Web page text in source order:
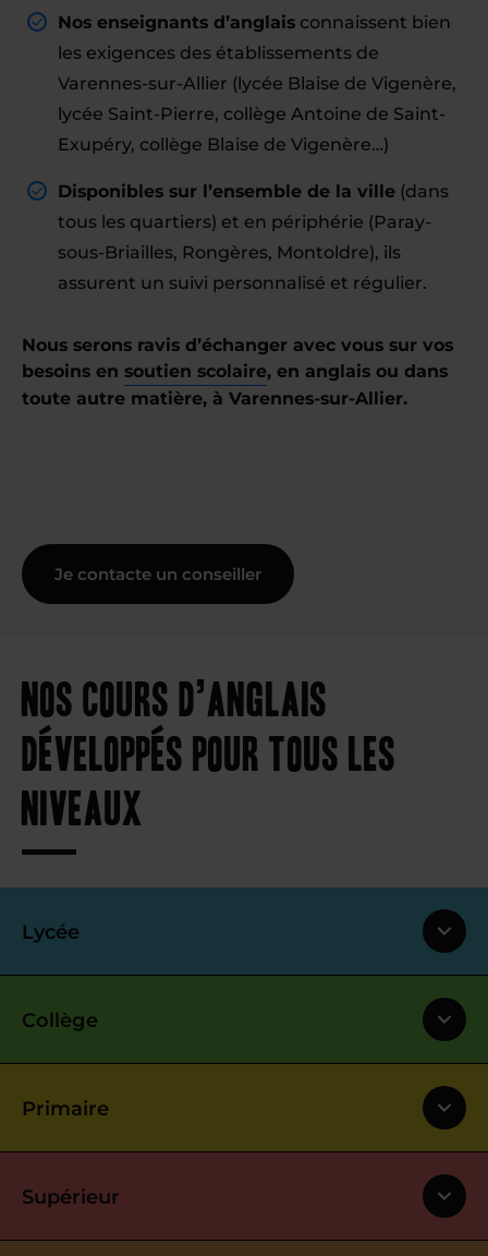
Nos enseignants d’anglais connaissent bien
les exigences des établissements de
Varennes-sur-Allier (lycée Blaise de Vigenère,
lycée Saint-Pierre, collège Antoine de Saint-
Exupéry, collège Blaise de Vigenère…)
Disponibles sur l’ensemble de la ville (dans
tous les quartiers) et en périphérie (Paray-
sous-Briailles, Rongères, Montoldre), ils
assurent un suivi personnalisé et régulier.
Nous serons ravis d’échanger avec vous sur vos
besoins en soutien scolaire, en anglais ou dans
toute autre matière, à Varennes-sur-Allier.
Je contacte un conseiller
Nos cours d’anglais
développés pour tous les
niveaux
Lycée
Collège
Primaire
Supérieur